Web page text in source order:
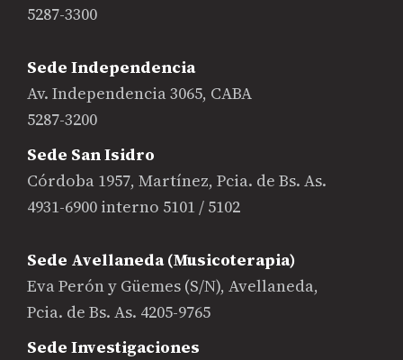
5287-3300
Sede Independencia
Av. Independencia 3065, CABA
5287-3200
Sede San Isidro
Córdoba 1957, Martínez, Pcia. de Bs. As.
4931-6900 interno 5101 / 5102
Sede Avellaneda (Musicoterapia)
Eva Perón y Güemes (S/N), Avellaneda,
Pcia. de Bs. As. 4205-9765
Sede Investigaciones